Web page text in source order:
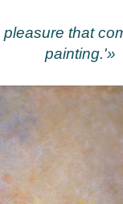
that
painting.'»